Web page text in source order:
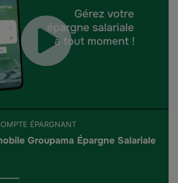
ÉPARGNANT
Groupama Épargne Salariale